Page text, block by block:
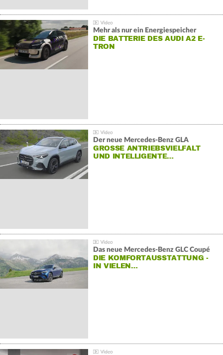
Mehr als nur ein Energiespeicher
DIE BATTERIE DES AUDI A2 E-
TRON
Der neue Mercedes-Benz GLA
GROSSE ANTRIEBSVIELFALT U
ND INTELLIGENTE…
Das neue Mercedes-Benz GLC Coupé
DIE KOMFORTAUSSTATTUNG -
IN VIELEN…